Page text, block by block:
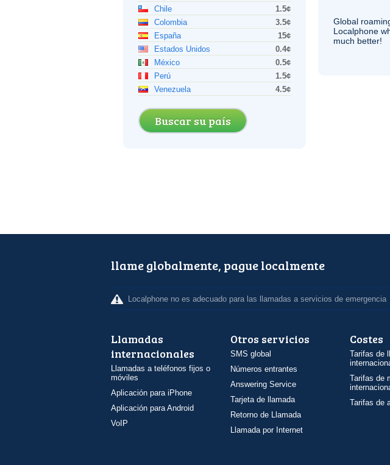
Chile
1.5¢
Colombia
3.5¢
España
15¢
Estados Unidos
0.4¢
México
0.5¢
Perú
1.5¢
Venezuela
4.5¢
Buscar su país
Global
Localphone
much better!
llame globalmente, pague localmente
Localphone no es adecuado para las llamadas a servicios de emergencia
Llamadas
internacionales
Llamadas a teléfonos fijos o
móviles
Aplicación para iPhone
Aplicación para Android
VoIP
Otros servicios
SMS global
Números entrantes
Answering Service
Tarjeta de llamada
Retorno de Llamada
Llamada por Internet
Costes
Tarifas de
Tarifas de
Tarifas de